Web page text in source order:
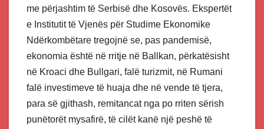
me përjashtim të Serbisë dhe Kosovës. Ekspertët
e Institutit të Vjenës për Studime Ekonomike
Ndërkombëtare tregojnë se, pas pandemisë,
ekonomia është në rritje në Ballkan, përkatësisht
në Kroaci dhe Bullgari, falë turizmit, në Rumani
falë investimeve të huaja dhe në vende të tjera,
para së gjithash, remitancat nga po rriten sërish
punëtorët mysafirë, të cilët kanë një peshë të